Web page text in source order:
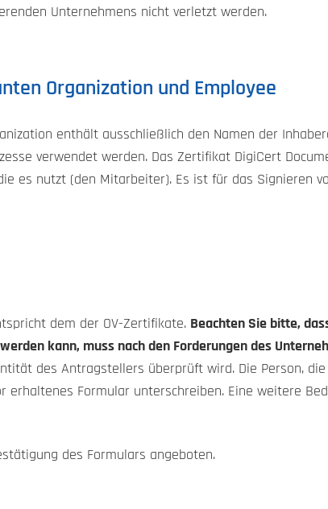
Unternehmens nicht verletzt werden.
Organization und Employee
enthält ausschließlich den Namen der
verwendet werden. Das Zertifikat DigiCert
es nutzt (den Mitarbeiter). Es ist für das Signieren
dem der OV-Zertifikate. Beachten Sie bitte,
kann, muss nach den Forderungen des
des Antragstellers überprüft wird. Die Person,
erhaltenes Formular unterschreiben. Eine weitere
des Formulars angeboten.